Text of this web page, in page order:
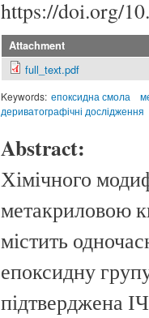
https://doi.org/
Attachment
full_text.pdf
Keywords: епоксидна смола
дериватографічні дослідження
Abstract:
Хімічного
метакриловою
містить
епоксидну
підтверджена